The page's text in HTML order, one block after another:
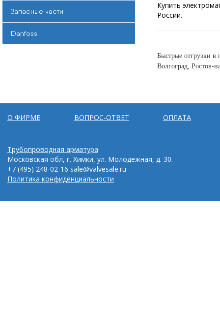
Купить
России.
Быстрые отгрузки в
Волгоград, Ростов-
Запасные части
Danfoss
О ФИРМЕ ВОПРОС-ОТВЕТ ОПЛАТА
Трубопроводная арматура
Московская обл, г. Химки, ул. Молодежная, д. 30.
+7 (495) 248-02-16 sale@valvesale.ru
Политика конфиденциальности